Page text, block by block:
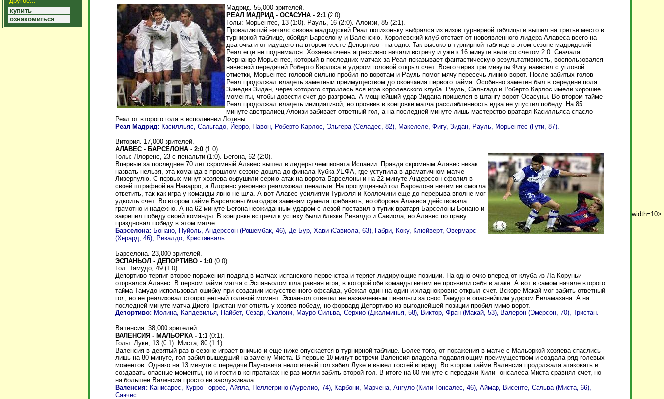
купить
ознакомиться
Мадрид. 55,000 зрителей.
РЕАЛ МАДРИД - ОСАСУНА - 2:1 (2:0).
Голы: Морьентес, 13 (1:0). Рауль, 16 (2:0). Алоизи, 85 (2:1).
Проваливший начало сезона мадридский Реал потихоньку выбрался из низов турнирной таблицы и вышел на третье место в
турнирной таблице, обойдя Барселону и Валенсию. Королевский клуб отстает от новоявленного лидера Алавеса всего на
два очка и от идущего на втором месте Депортиво - на одно. Так высоко в турнирной таблице в этом сезоне мадридский
Реал еще не поднимался. Хозяева очень агрессивно начали встречу и уже к 16 минуте вели со счетом 2:0. Сначала
Фернандо Морьентес, который в последних матчах за Реал показывает фантастическую результативность, воспользовался
навесной передачей Роберто Карлоса и ударом головой открыл счет. Всего через три минуты Фигу навесил с угловой
отметки, Морьентес головой сильно пробил по воротам и Рауль помог мячу пересечь линию ворот. После забитых голов
Реал продолжал владеть заметным преимуществом до окончания первого тайма. Особенно заметен был в середине поля
Зинедин Зидан, через которого строилась вся игра королевского клуба. Рауль, Сальгадо и Роберто Карлос имели хорошие
моменты, чтобы довести счет до разгрома. А мощнейший удар Зидана пришелся в штангу ворот Осасуны. Во втором тайме
Реал продолжал владеть инициативой, но проявив в концовке матча расслабленность едва не упустил победу. На 85
минуте австралиец Алоизи забивает ответный гол, а на последней минуте лишь мастерство вратаря Касилльяса спасло
Реал от второго гола в исполнении Лотины.
Реал Мадрид: Касилльяс, Сальгадо, Йерро, Павон, Роберто Карлос, Эльгера (Селадес, 82), Макелеле, Фигу, Зидан, Рауль, Морьентес (Гути, 87).
Витория. 17,000 зрителей.
АЛАВЕС - БАРСЕЛОНА - 2:0 (1:0).
Голы: Ллоренс, 23-с пенальти (1:0). Бегона, 62 (2:0).
Впервые за последние 70 лет скромный Алавес вышел в лидеры чемпионата Испании. Правда скромным Алавес никак
назвать нельзя, эта команда в прошлом сезоне дошла до финала Кубка УЕФА, где уступила в драматичном матче
Ливерпулю. С первых минут хозяева обрушили серию атак на ворота Барселоны и на 22 минуте Андерссон сфолил в
своей штрафной на Наварро, а Ллоренс уверенно реализовал пенальти. На пропущенный гол Барселона ничем не смогла
ответить, так как игра у команды явно не шла. А вот Алавес усилиями Туриэля и Коллочини еще до перерыва вполне мог
удвоить счет. Во втором тайме Барселоны благодаря заменам сумела прибавить, но оборона Алавеса действовала
грамотно и надежно. А на 62 минуте Бегона неожиданным ударом с левой поставил в тупик вратаря Барселоны Бонано и
закрепил победу своей команды. В концовке встречи к успеху были близки Ривалдо и Савиола, но Алавес по праву
праздновал победу в этом матче.
Барселона: Бонано, Пуйоль, Андерссон (Рошембак, 46), Де Бур, Хави (Савиола, 63), Габри, Коку, Клюйверт, Овермарс
(Херард, 46), Ривалдо, Кристанваль.
Барселона. 23,000 зрителей.
ЭСПАНЬОЛ - ДЕПОРТИВО - 1:0 (0:0).
Гол: Тамудо, 49 (1:0).
Депортиво терпит второе поражения подряд в матчах испанского первенства и теряет лидирующие позиции. На одно очко вперед от клуба из Ла Коруньи
оторвался Алавес. В первом тайме матча с Эспаньолом шла равная игра, в которой обе команды ничем не проявили себя в атаке. А вот в самом начале второго
тайма Тамудо использовал ошибку при создании искусственного офсайда, убежал один на один и хладнокровно открыл счет. Вскоре Макай мог забить ответный
гол, но не реализовал стопроцентный голевой момент. Эспаньол ответил не назначенным пенальти за снос Тамудо и опаснейшим ударом Веламазана. А на
последней минуте матча Диего Тристан мог отнять у хозяев победу, но форвард Депортиво из выгоднейшей позиции пробил мимо ворот.
Депортиво: Молина, Капдевилья, Найбет, Сезар, Скалони, Мауро Сильва, Серхио (Джалминья, 58), Виктор, Фран (Макай, 53), Валерон (Эмерсон, 70), Тристан.
Валенсия. 38,000 зрителей.
ВАЛЕНСИЯ - МАЛЬОРКА - 1:1 (0:1).
Голы: Луке, 13 (0:1). Миста, 80 (1:1).
Валенсия в девятый раз в сезоне играет вничью и еще ниже опускается в турнирной таблице. Более того, от поражения в матче с Мальоркой хозяева спаслись
лишь на 80 минуте, гол забил вышедший на замену Миста. В первые 10 минут встречи Валенсия владела подавляющим преимуществом и создала ряд голевых
моментов. Однако на 13 минуте с передачи Пауновича нелогичный гол забил Луке и вывел гостей вперед. Во втором тайме Валенсия продолжала атаковать и
создавать опасные моменты, но и гости в контратаках не раз могли забить второй гол. В итоге на 80 минуте с передачи Кили Гонсалеса Миста сравнял счет, но
на большее Валенсия просто не заслуживала.
Валенсия: Канисарес, Курро Торрес, Айяла, Пеллегрино (Аурелио, 74), Карбони, Марчена, Ангуло (Кили Гонсалес, 46), Аймар, Висенте, Сальва (Миста, 66),
Санчес.
width=10>